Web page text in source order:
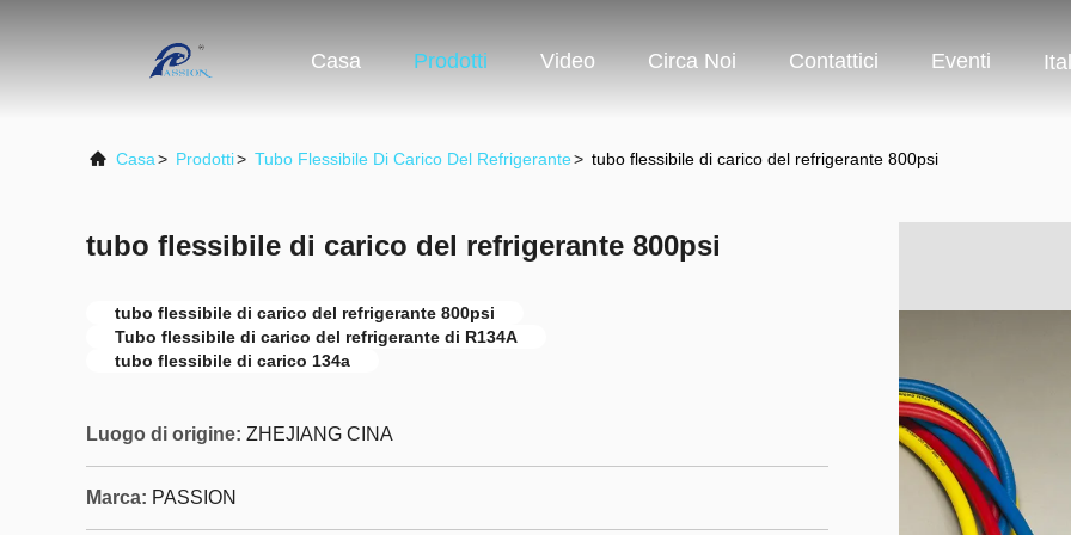
Casa Prodotti Video Circa Noi Contattici Eventi
Casa> Prodotti> Tubo Flessibile Di Carico Del Refrigerante> tubo flessibile di carico del refrigerante 800psi
tubo flessibile di carico del refrigerante 800psi
tubo flessibile di carico del refrigerante 800psi
Tubo flessibile di carico del refrigerante di R134A
tubo flessibile di carico 134a
Luogo di origine: ZHEJIANG CINA
Marca: PASSION